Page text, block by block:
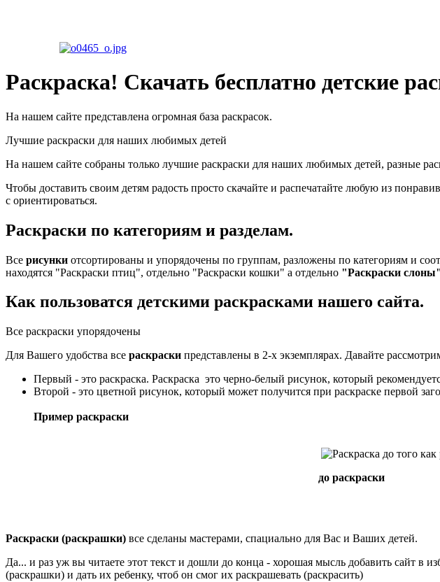
Раскраска! Скачать бесплатно детские
На нашем сайте представлена огромная база раскрасок.
Лучшие раскраски для наших любимых детей
На нашем сайте собраны только лучшие раскраски для наших любимых детей, разные
Чтобы доставить своим детям радость просто скачайте и распечатайте любую из
с ориентироваться.
Раскраски по категориям и разделам.
Все рисунки отсортированы и упорядочены по группам, разложены по категориям и
находятся "Раскраски птиц", отдельно "Раскраски кошки" а отдельно "Раскраски
Как пользоватся детскими раскрасками нашего сайта.
Все раскраски упорядочены
Для Вашего удобства все раскраски представлены в 2-х экземплярах. Давайте
Первый - это раскраска. Раскраска это черно-белый рисунок, который
Второй - это цветной рисунок, который может получится при раскраске первой
Пример раскраски
до раскраски
Раскраски (раскрашки) все сделаны мастерами, спациально для Вас и Ваших детей.
Да... и раз уж вы читаете этот текст и дошли до конца - хорошая мысль добавить сайт в
(раскрашки) и дать их ребенку, чтоб он смог их раскрашевать (раскрасить)